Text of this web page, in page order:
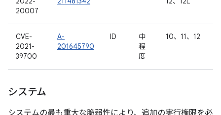
20007
CVE-
2021-
39700
A-
201645790
ID
中
程
度
10、11、12
システム
システムの最も重大な脆弱性により、追加の実行権限を必